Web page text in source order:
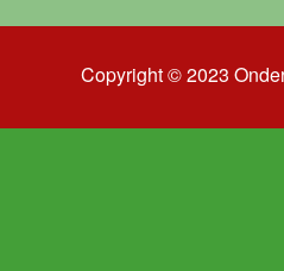
Copyright © 2023